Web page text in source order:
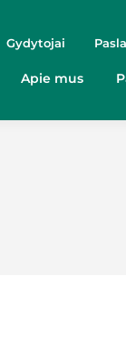
Gydytojai
Apie mus